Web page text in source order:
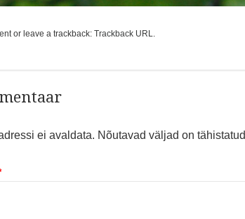
or leave a trackback: Trackback URL.
ei avaldata. Nõutavad väljad on tähistatud